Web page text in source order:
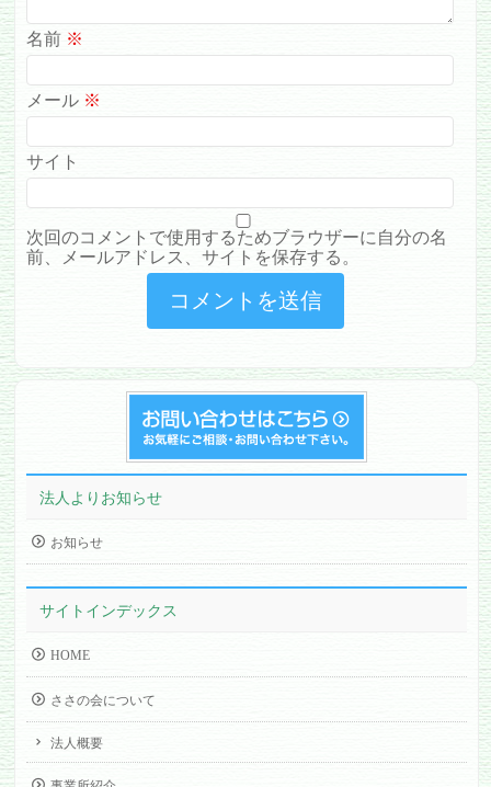
名前 ※
メール ※
サイト
次回のコメントで使用するためブラウザーに自分の名
前、メールアドレス、サイトを保存する。
法人よりお知らせ
お知らせ
サイトインデックス
HOME
ささの会について
法人概要